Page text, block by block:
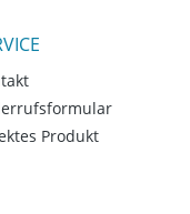
Produkt